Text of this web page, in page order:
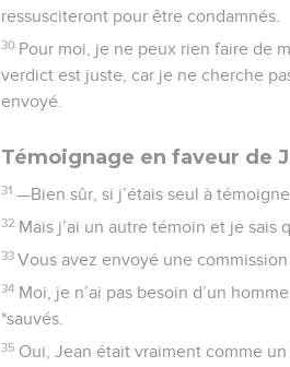
ressusciteront pour être condamnés.
30 Pour moi, je ne peux rien faire de
verdict est juste, car je ne cherche
envoyé.
Témoignage en faveur de
31 —Bien sûr, si j’étais seul à
32 Mais j’ai un autre témoin et je sais
33 Vous avez envoyé une
34 Moi, je n’ai pas besoin d’un
*sauvés.
35 Oui, Jean était vraiment comme